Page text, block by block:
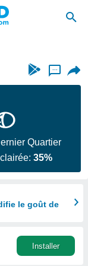
...
Quartier
35%
le goût de
Installer